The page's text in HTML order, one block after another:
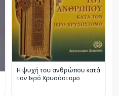
Η ψυχή του ανθρώπου κατά
τον Ιερό Χρυσόστομο